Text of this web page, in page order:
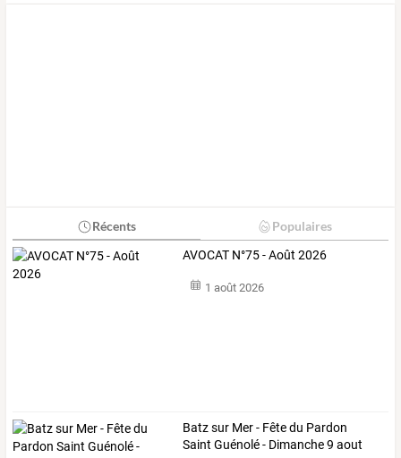
Récents Populaires
AVOCAT N°75 - Août 2026
1 août 2026
Batz sur Mer - Fête du Pardon
Saint Guénolé - Dimanche 9 aout